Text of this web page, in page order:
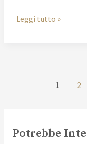
Leggi tutto »
1 2
Potrebbe